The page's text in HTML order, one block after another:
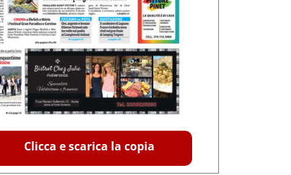
Clicca e scarica la copia